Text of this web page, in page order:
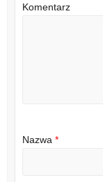
Komentarz
Nazwa *